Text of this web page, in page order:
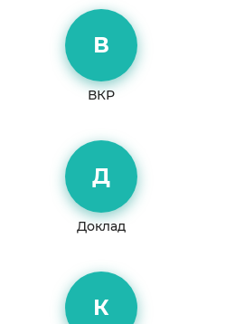
В
ВКР
Д
Доклад
К